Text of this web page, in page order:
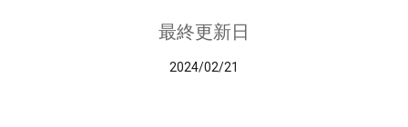
最終更新日
2024/02/21